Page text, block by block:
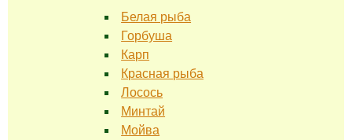
Белая рыба
Горбуша
Карп
Красная рыба
Лосось
Минтай
Мойва